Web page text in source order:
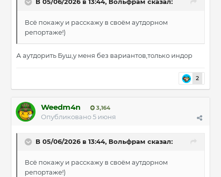
Всë покажу и расскажу в своём аутдорном
репортаже!)
А аутдорить Буш,у меня без вариантов,только индор
2
Weedm4n 3,164
Опубликовано5 июня
В 05/06/2026 в 13:44, Вольфрам сказал:
Всë покажу и расскажу в своём аутдорном
репортаже!)